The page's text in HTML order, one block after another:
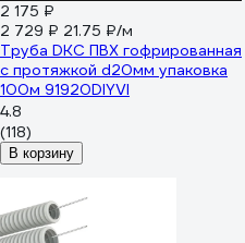
2 175 ₽
2 729 ₽ 21.75 ₽/м
Труба DKC ПВХ гофрированная
c протяжкой d20мм упаковка
100м 91920DIYVI
4.8
(118)
В корзину